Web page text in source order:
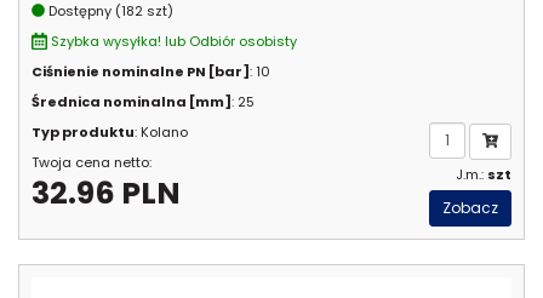
Dostępny (182 szt)
Szybka wysyłka! lub Odbiór osobisty
Ciśnienie nominalne PN [bar]: 10
Średnica nominalna [mm]: 25
Typ produktu: Kolano
Twoja cena netto:
32.96 PLN J.m.: szt
Zobacz